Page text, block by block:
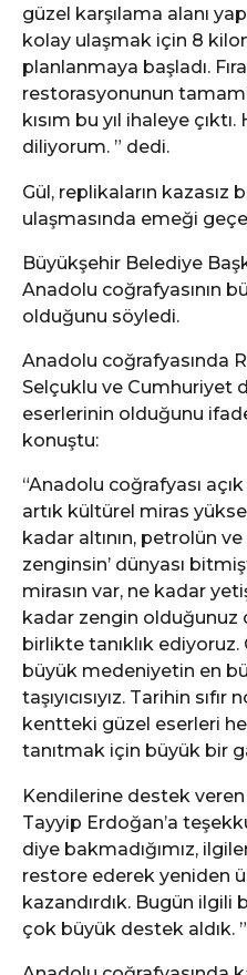
güzel karşılama alanı
kolay ulaşmak için 8
planlanmaya başladı.
restorasyonunun
kısım bu yıl ihaleye çıktı.
diliyorum. ” dedi.
Gül, replikaların kazasız
ulaşmasında emeği
Büyükşehir Belediye
Anadolu coğrafyasının
olduğunu söyledi.
Anadolu coğrafyasında
Selçuklu ve Cumhuriyet
eserlerinin olduğunu
konuştu:
“Anadolu coğrafyası
artık kültürel miras
kadar altının, petrolün
zenginsin’ dünyası
mirasın var, ne kadar
kadar zengin olduğunuz
birlikte tanıklık
büyük medeniyetin en
taşıyıcısıyız. Tarihin
kentteki güzel eserleri
tanıtmak için büyük bir
Kendilerine destek
Tayyip Erdoğan’a
diye bakmadığımız,
restore ederek yeniden
kazandırdık. Bugün ilgili
çok büyük destek aldık.